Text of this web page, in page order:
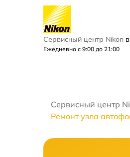
Сервисный центр Nikon
Ежедневно с 9:00 до 21:00
Сервисный центр
Ремонт узла